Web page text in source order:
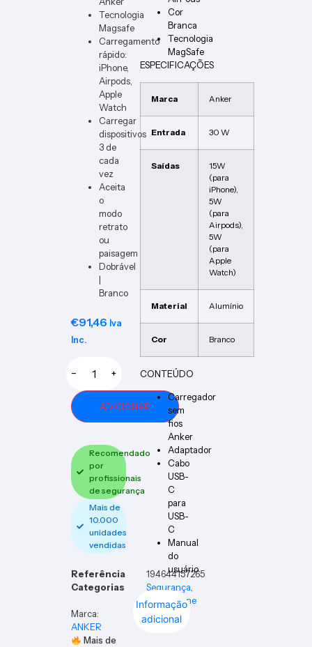
Tecnologia
Magsafe
Carregamento
rápido:
iPhone,
Airpods,
Apple
Watch
Carregar
dispositivos
3 de
cada
vez
Aceita
o
modo
retrato
ou
paisagem
Dobrável
|
Branco
€91,46 Iva
Inc.
− +
ADICIONAR
Recomendado
por
profissionais
de segurança
Mais de
10.000
unidades
vendidas
Referência
194644157265
Categorias
Segurança,
Smartphone
Marca:
ANKER
Mais de
Informação
adicional
Cor
Branca
Tecnologia
MagSafe
ESPECIFICAÇÕES
Marca Anker
Entrada 30 W
Saídas
15W
(para
iPhone),
5W
(para
Airpods),
5W
(para
Apple
Watch)
Material Alumínio
Cor Branco
CONTEÚDO
Carregador
sem
fios
Anker
Adaptador
Cabo
USB-
C
para
USB-
C
Manual
do
usuário